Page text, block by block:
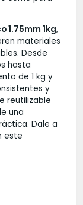
1.75mm 1kg,
materiales
Desde
hasta
de 1 kg y
y
reutilizable
una
Dale a
este